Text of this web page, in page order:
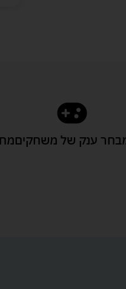
ענק של משחקים